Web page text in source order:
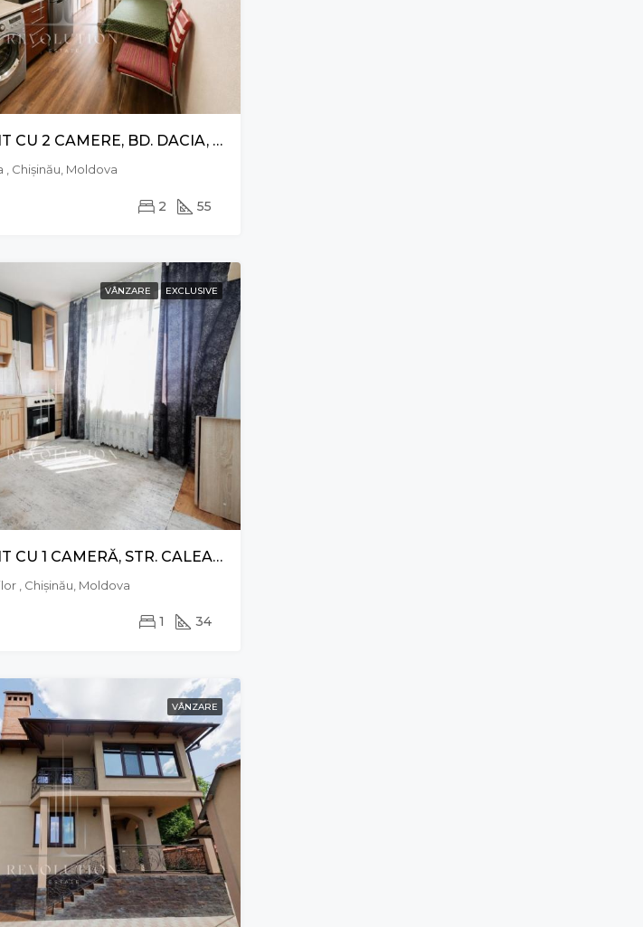
APARTAMENT CU 2 CAMERE, BD. DACIA, BOTANICA
Chișinău, Moldova
2 55
VÂNZARE EXCLUSIVE
APARTAMENT CU 1 CAMERĂ, STR. CALEA IEȘILOR, BUIUCANI
, Chișinău, Moldova
1 34
VÂNZARE